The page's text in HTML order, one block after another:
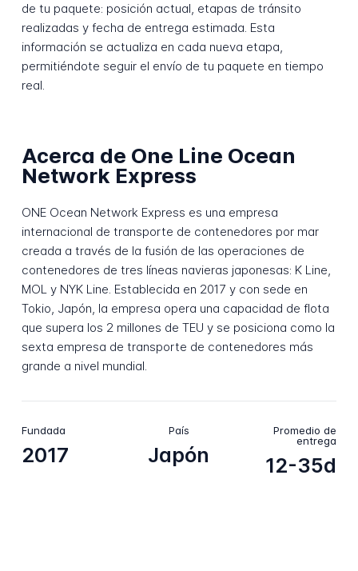
de tu paquete: posición actual, etapas de tránsito
realizadas y fecha de entrega estimada. Esta
información se actualiza en cada nueva etapa,
permitiéndote seguir el envío de tu paquete en tiempo
real.
Acerca de One Line Ocean
Network Express
ONE Ocean Network Express es una empresa
internacional de transporte de contenedores por mar
creada a través de la fusión de las operaciones de
contenedores de tres líneas navieras japonesas: K Line,
MOL y NYK Line. Establecida en 2017 y con sede en
Tokio, Japón, la empresa opera una capacidad de flota
que supera los 2 millones de TEU y se posiciona como la
sexta empresa de transporte de contenedores más
grande a nivel mundial.
Fundada
2017
País
Japón
Promedio de
entrega
12-35d